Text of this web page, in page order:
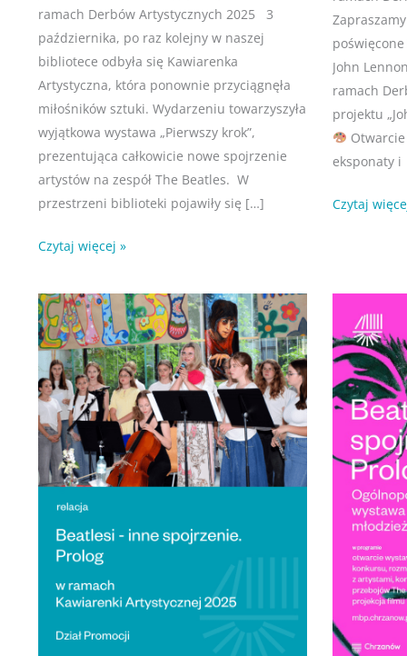
ramach Derbów Artystycznych 2025 3
października, po raz kolejny w naszej
bibliotece odbyła się Kawiarenka
Artystyczna, która ponownie przyciągnęła
miłośników sztuki. Wydarzeniu towarzyszyła
wyjątkowa wystawa „Pierwszy krok”,
prezentująca całkowicie nowe spojrzenie
artystów na zespół The Beatles. W
przestrzeni biblioteki pojawiły się […]
Czytaj więcej »
John
ramach
projektu
eksponaty i
Czytaj
cze
9
2025
Kawiarenka
Artystyczna
2025
/
Beatlesi
–
inne
spojrzenie.
Prolog
relacja
2
2025
artystyczna:
Beatlesi
inne
spojrzenie.
Prolog